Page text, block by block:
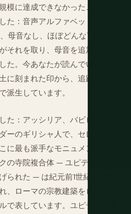
模に達成できなかったことを成
た：音声アルファベットを開発
母音なし、ほぼどんな言語にも
それを取り、母音を追加してア
た。今あなたが読んでいるすべ
に刻まれた印から、追跡可能な
派生しています。
た：アッシリア、バビロニア、
ーのギリシャ人で、セレウコス
に最も派手なモニュメントを建
の寺院複合体 — ユピテル、バッ
られた — は紀元前1世紀から数
、ローマの宗教建築をローマ自
で表しています。ユピテル神殿